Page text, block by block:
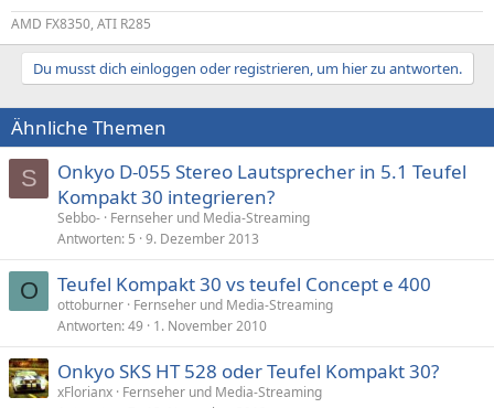
AMD FX8350, ATI R285
Du musst dich einloggen oder registrieren, um hier zu antworten.
Ähnliche Themen
S
Onkyo D-055 Stereo Lautsprecher in 5.1 Teufel
Kompakt 30 integrieren?
Sebbo- Fernseher und Media-Streaming
Antworten 5 9. Dezember 2013
O Teufel Kompakt 30 vs teufel Concept e 400
ottoburner Fernseher und Media-Streaming
Antworten 49 1. November 2010
Onkyo SKS HT 528 oder Teufel Kompakt 30?
xFlorianx Fernseher und Media-Streaming